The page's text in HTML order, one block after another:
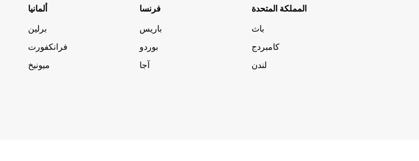
ألمانيا
برلين
فرانكفورت
ميونيخ
فرنسا
باريس
بوردو
آجا
المملكة المتحدة
باث
كامبردج
لندن